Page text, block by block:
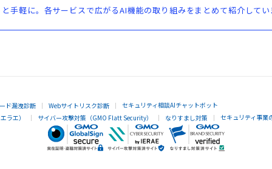
手軽に。各サービスで広がるAI機能の取り組みをまとめて紹介してい
ド漏洩診断 Webサイトリスク診断
セキュリティ相談AIチャットボット
ラエ）
サイバー攻撃対策（GMO Flatt Security） なりすまし対策 セキュリティ事業